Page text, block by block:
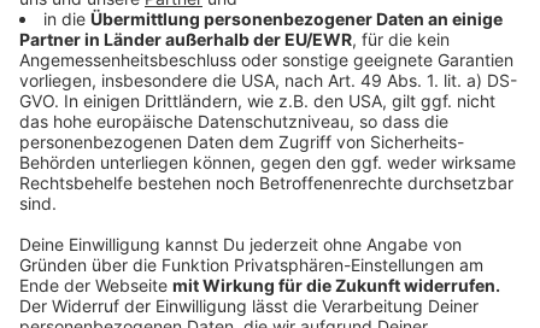
Das Landeskabinett wird diese Schritte beschließen
und dann über Erlasse und Verfügungen das Ganze
umsetzen. Nach dem ersten Advent soll das alles
dann gelten. Angestrebt ist, dass der Teil-Lockdown
bis Anfang Januar gilt. Juristisch gesehen gilt er aber
erstmal bis zum 20. Dezember. Und dann wird man die
Gastronomien zum Beispiel werden auch an
Weihnachten und Silvester geschlossen bleiben.